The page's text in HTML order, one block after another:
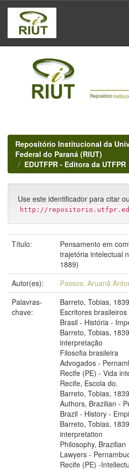
Skip
navigation
Repositório Institucional da
Federal do Paraná (RIUT)
EDUTFPR - Editora da UTFPR
Use este identificador para citar
http://
Título:
Pensamento em
trajetória intelectual
1889)
Autor(es):
Passos, Aruanã
Palavras-
chave:
Barreto, Tobias,
Escritores
Brasil - História -
Barreto, Tobias,
interpretação
Filosofia brasileira
Advogados -
Recife (PE) - Vida
Recife, Escola do.
Barreto, Tobias,
Authors, Brazilian -
Brazil - History -
Barreto, Tobias,
interpretation
Philosophy, Brazilian
Lawyers -
Recife (PE) -